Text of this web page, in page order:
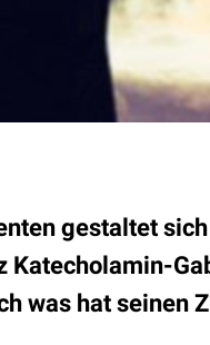
gestaltet
Katecholamin-
was hat seinen